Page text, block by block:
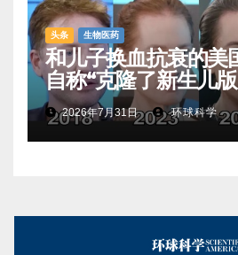
头条 生物医药
和儿子换血抗衰的美
自称“克隆了新生儿
相是……
2026年7月31日 环球科学